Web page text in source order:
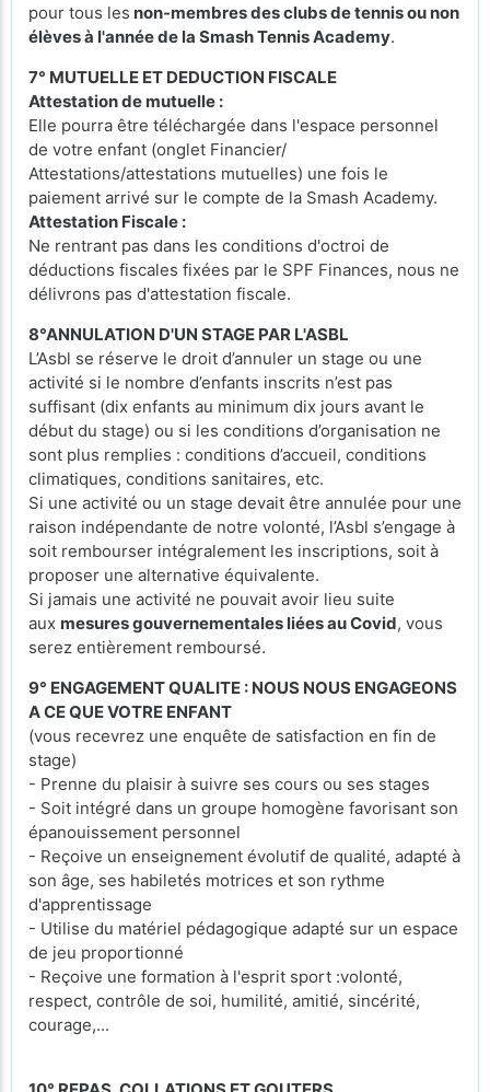
pour tous les non-membres des clubs de tennis ou non
élèves à l'année de la Smash Tennis Academy.
7° MUTUELLE ET DEDUCTION FISCALE
Attestation de mutuelle :
Elle pourra être téléchargée dans l'espace personnel
de votre enfant (onglet Financier/
Attestations/attestations mutuelles) une fois le
paiement arrivé sur le compte de la Smash Academy.
Attestation Fiscale :
Ne rentrant pas dans les conditions d'octroi de
déductions fiscales fixées par le SPF Finances, nous ne
délivrons pas d'attestation fiscale.
8°ANNULATION D'UN STAGE PAR L'ASBL
L’Asbl se réserve le droit d’annuler un stage ou une
activité si le nombre d’enfants inscrits n’est pas
suffisant (dix enfants au minimum dix jours avant le
début du stage) ou si les conditions d’organisation ne
sont plus remplies : conditions d’accueil, conditions
climatiques, conditions sanitaires, etc.
Si une activité ou un stage devait être annulée pour une
raison indépendante de notre volonté, l’Asbl s’engage à
soit rembourser intégralement les inscriptions, soit à
proposer une alternative équivalente.
Si jamais une activité ne pouvait avoir lieu suite
aux mesures gouvernementales liées au Covid, vous
serez entièrement remboursé.
9° ENGAGEMENT QUALITE : NOUS NOUS ENGAGEONS
A CE QUE VOTRE ENFANT
(vous recevrez une enquête de satisfaction en fin de
stage)
- Prenne du plaisir à suivre ses cours ou ses stages
- Soit intégré dans un groupe homogène favorisant son
épanouissement personnel
- Reçoive un enseignement évolutif de qualité, adapté à
son âge, ses habiletés motrices et son rythme
d'apprentissage
- Utilise du matériel pédagogique adapté sur un espace
de jeu proportionné
- Reçoive une formation à l'esprit sport :volonté,
respect, contrôle de soi, humilité, amitié, sincérité,
courage,...